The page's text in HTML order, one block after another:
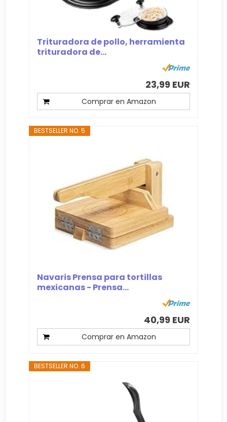
Trituradora de pollo, herramienta
trituradora de...
23,99 EUR
Comprar en Amazon
BESTSELLER NO. 5
Navaris Prensa para tortillas
mexicanas - Prensa...
40,99 EUR
Comprar en Amazon
BESTSELLER NO. 6